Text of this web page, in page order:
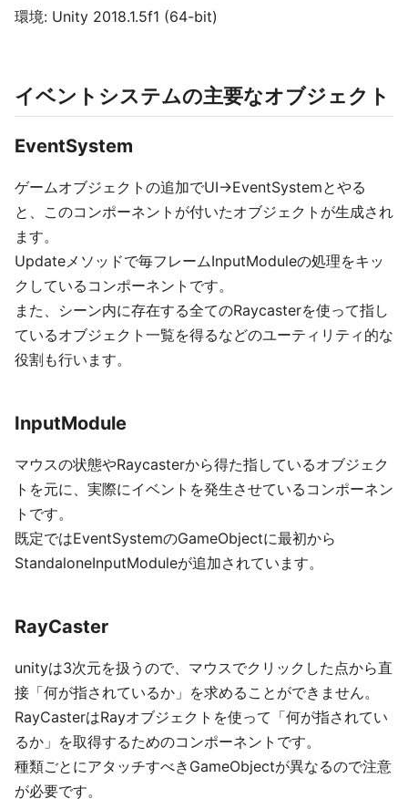
環境: Unity 2018.1.5f1 (64-bit)
イベントシステムの主要なオブジェクト
EventSystem
ゲームオブジェクトの追加でUI→EventSystemとやる
と、このコンポーネントが付いたオブジェクトが生成され
ます。
Updateメソッドで毎フレームInputModuleの処理をキッ
クしているコンポーネントです。
また、シーン内に存在する全てのRaycasterを使って指し
ているオブジェクト一覧を得るなどのユーティリティ的な
役割も行います。
InputModule
マウスの状態やRaycasterから得た指しているオブジェク
トを元に、実際にイベントを発生させているコンポーネン
トです。
既定ではEventSystemのGameObjectに最初から
StandaloneInputModuleが追加されています。
RayCaster
unityは3次元を扱うので、マウスでクリックした点から直
接「何が指されているか」を求めることができません。
RayCasterはRayオブジェクトを使って「何が指されてい
るか」を取得するためのコンポーネントです。
種類ごとにアタッチすべきGameObjectが異なるので注意
が必要です。